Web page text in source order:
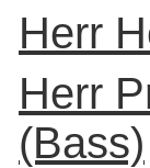
Herr
Herr
(Bass)